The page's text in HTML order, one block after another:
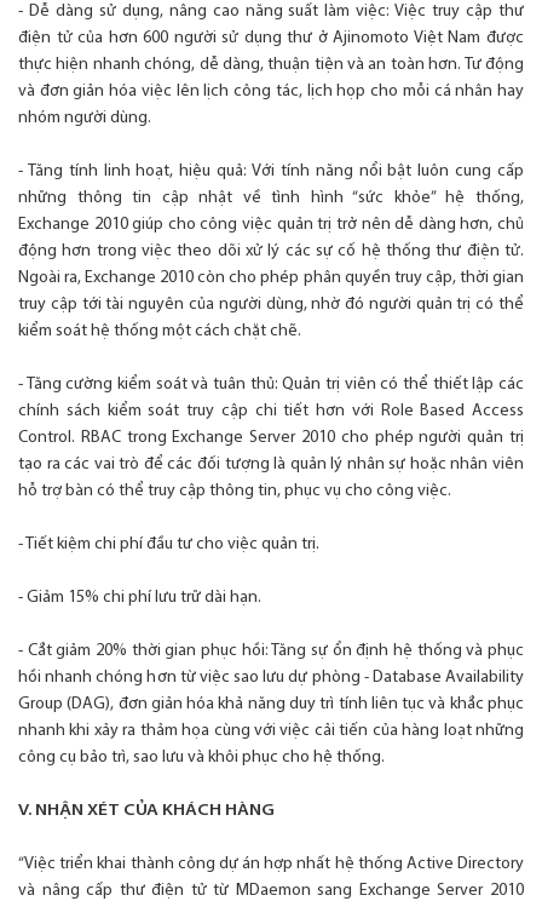
- Dễ dàng sử dụng, nâng cao năng suất làm việc: Việc truy cập thư
điện tử của hơn 600 người sử dụng thư ở Ajinomoto Việt Nam được
thực hiện nhanh chóng, dễ dàng, thuận tiện và an toàn hơn. Tư động
và đơn giản hóa việc lên lịch công tác, lịch họp cho mỗi cá nhân hay
nhóm người dùng.
- Tăng tính linh hoạt, hiệu quả: Với tính năng nổi bật luôn cung cấp
những thông tin cập nhật về tình hình “sức khỏe” hệ thống,
Exchange 2010 giúp cho công việc quản trị trở nên dễ dàng hơn, chủ
động hơn trong việc theo dõi xử lý các sự cố hệ thống thư điện tử.
Ngoài ra, Exchange 2010 còn cho phép phân quyền truy cập, thời gian
truy cập tới tài nguyên của người dùng, nhờ đó người quản trị có thể
kiểm soát hệ thống một cách chặt chẽ.
- Tăng cường kiểm soát và tuân thủ: Quản trị viên có thể thiết lập các
chính sách kiểm soát truy cập chi tiết hơn với Role Based Access
Control. RBAC trong Exchange Server 2010 cho phép người quản trị
tạo ra các vai trò để các đối tượng là quản lý nhân sự hoặc nhân viên
hỗ trợ bàn có thể truy cập thông tin, phục vụ cho công việc.
- Tiết kiệm chi phí đầu tư cho việc quản trị.
- Giảm 15% chi phí lưu trữ dài hạn.
- Cắt giảm 20% thời gian phục hồi: Tăng sự ổn định hệ thống và phục
hồi nhanh chóng hơn từ việc sao lưu dự phòng - Database Availability
Group (DAG), đơn giản hóa khả năng duy trì tính liên tục và khắc phục
nhanh khi xảy ra thảm họa cùng với việc cải tiến của hàng loạt những
công cụ bảo trì, sao lưu và khôi phục cho hệ thống.
V. NHẬN XÉT CỦA KHÁCH HÀNG
“Việc triển khai thành công dự án hợp nhất hệ thống Active Directory
và nâng cấp thư điện tử từ MDaemon sang Exchange Server 2010